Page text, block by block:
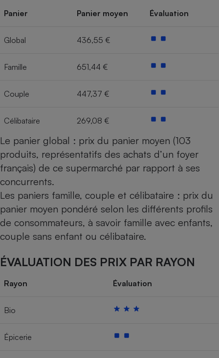
Panier Panier moyen Évaluation
Global 436,55 €
Famille 651,44 €
Couple 447,37 €
Célibataire 269,08 €
Le panier global : prix du panier moyen (103
produits, représentatifs des achats d’un foyer
français) de ce supermarché par rapport à ses
concurrents.
Les paniers famille, couple et célibataire : prix du
panier moyen pondéré selon les différents profils
de consommateurs, à savoir famille avec enfants,
couple sans enfant ou célibataire.
ÉVALUATION DES PRIX PAR RAYON
Rayon Évaluation
Bio
Épicerie
Robot ménager